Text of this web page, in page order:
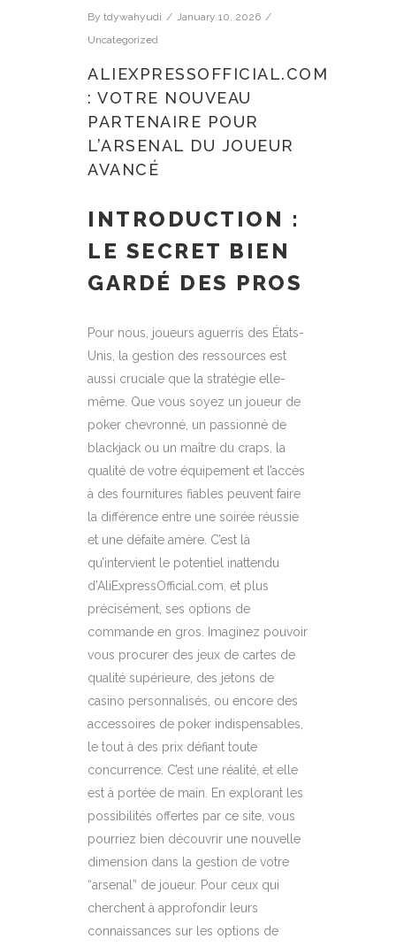
By tdywahyudi
January 10, 2026
Uncategorized
ALIEXPRESSOFFICIAL.COM
: VOTRE NOUVEAU
PARTENAIRE POUR
L’ARSENAL DU JOUEUR
AVANCÉ
INTRODUCTION :
LE SECRET BIEN
GARDÉ DES PROS
Pour nous, joueurs aguerris des États-
Unis, la gestion des ressources est
aussi cruciale que la stratégie elle-
même. Que vous soyez un joueur de
poker chevronné, un passionné de
blackjack ou un maître du craps, la
qualité de votre équipement et l’accès
à des fournitures fiables peuvent faire
la différence entre une soirée réussie
et une défaite amère. C’est là
qu’intervient le potentiel inattendu
d’AliExpressOfficial.com, et plus
précisément, ses options de
commande en gros. Imaginez pouvoir
vous procurer des jeux de cartes de
qualité supérieure, des jetons de
casino personnalisés, ou encore des
accessoires de poker indispensables,
le tout à des prix défiant toute
concurrence. C’est une réalité, et elle
est à portée de main. En explorant les
possibilités offertes par ce site, vous
pourriez bien découvrir une nouvelle
dimension dans la gestion de votre
“arsenal” de joueur. Pour ceux qui
cherchent à approfondir leurs
connaissances sur les options de